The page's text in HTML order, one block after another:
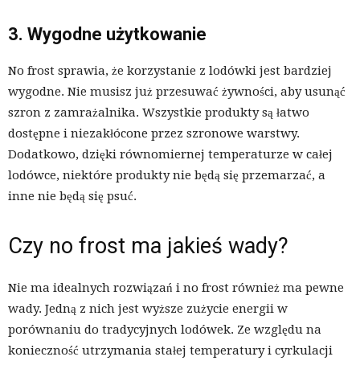
3. Wygodne użytkowanie
No frost sprawia, że korzystanie z lodówki jest bardziej
wygodne. Nie musisz już przesuwać żywności, aby usunąć
szron z zamrażalnika. Wszystkie produkty są łatwo
dostępne i niezakłócone przez szronowe warstwy.
Dodatkowo, dzięki równomiernej temperaturze w całej
lodówce, niektóre produkty nie będą się przemarzać, a
inne nie będą się psuć.
Czy no frost ma jakieś wady?
Nie ma idealnych rozwiązań i no frost również ma pewne
wady. Jedną z nich jest wyższe zużycie energii w
porównaniu do tradycyjnych lodówek. Ze względu na
konieczność utrzymania stałej temperatury i cyrkulacji